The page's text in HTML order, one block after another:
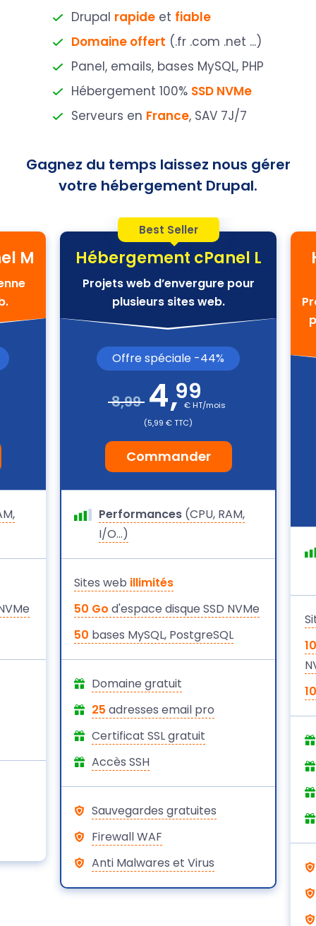
Drupal rapide et fiable
Domaine offert (.fr .com .net ...)
Panel, emails, bases MySQL, PHP
Hébergement 100% SSD NVMe
Serveurs en France, SAV 7J/7
Gagnez du temps laissez nous gérer
votre hébergement Drupal.
M
Best Seller
Hébergement cPanel L
Projets web d’envergure pour
plusieurs sites web.
Offre spéciale -44%
8,99 4,99
€ HT/mois
(5,99 € TTC)
Commander
Performances (CPU, RAM,
I/O...)
Sites web illimités
50 Go d'espace disque SSD NVMe
50 bases MySQL, PostgreSQL
Domaine gratuit
25 adresses email pro
Certificat SSL gratuit
Accès SSH
Sauvegardes gratuites
Firewall WAF
Anti Malwares et Virus